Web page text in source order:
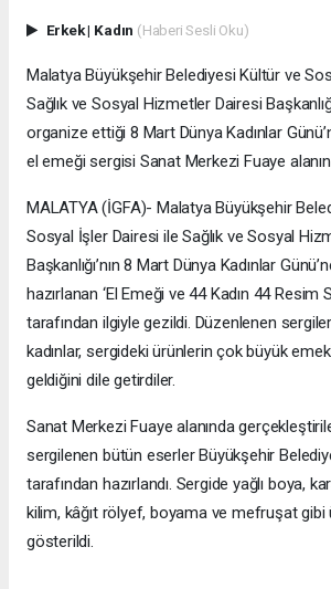
Erkek| Kadın (Haberi Sesli Oku)
Malatya Büyükşehir Belediyesi Kültür ve
Sağlık ve Sosyal Hizmetler Dairesi
organize ettiği 8 Mart Dünya Kadınlar
el emeği sergisi Sanat Merkezi Fuaye
MALATYA (İGFA)- Malatya Büyükşehir
Sosyal İşler Dairesi ile Sağlık ve Sosyal
Başkanlığı’nın 8 Mart Dünya Kadınlar
hazırlanan ‘El Emeği ve 44 Kadın 44 Resim
tarafından ilgiyle gezildi. Düzenlenen
kadınlar, sergideki ürünlerin çok büyük
geldiğini dile getirdiler.
Sanat Merkezi Fuaye alanında
sergilenen bütün eserler Büyükşehir
tarafından hazırlandı. Sergide yağlı boya,
kilim, kâğıt rölyef, boyama ve mefruşat gibi
gösterildi.